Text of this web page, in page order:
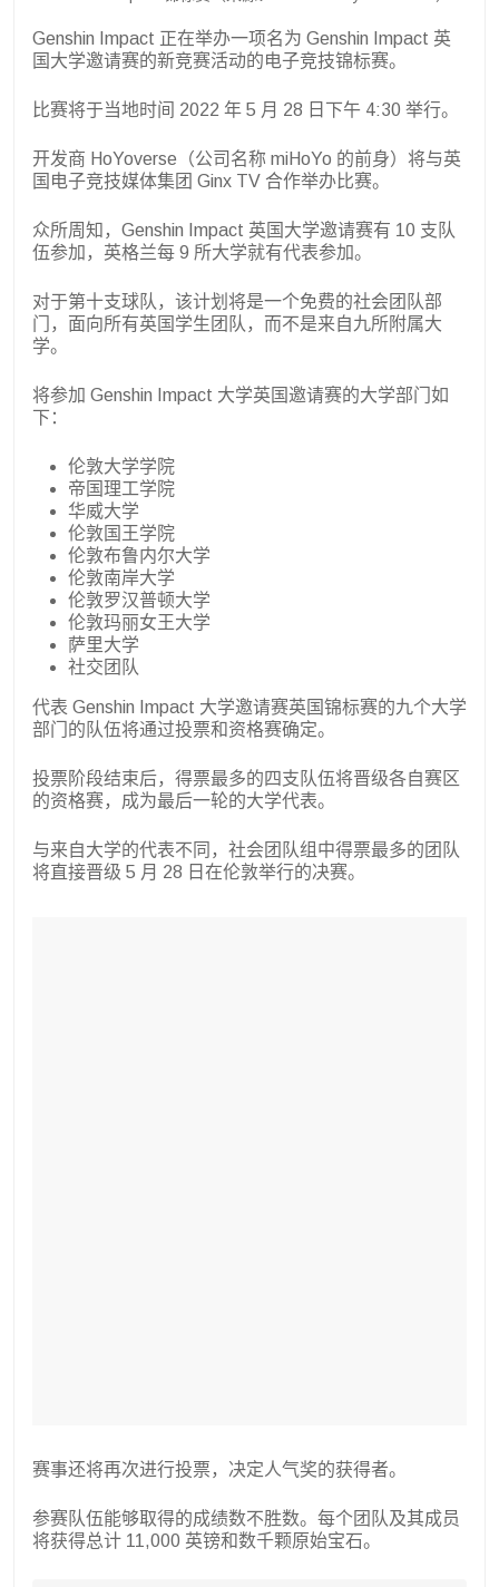
Genshin Impact 正在举办一项名为 Genshin Impact 英
国大学邀请赛的新竞赛活动的电子竞技锦标赛。
比赛将于当地时间 2022 年 5 月 28 日下午 4:30 举行。
开发商 HoYoverse（公司名称 miHoYo 的前身）将与英
国电子竞技媒体集团 Ginx TV 合作举办比赛。
众所周知，Genshin Impact 英国大学邀请赛有 10 支队
伍参加，英格兰每 9 所大学就有代表参加。
对于第十支球队，该计划将是一个免费的社会团队部
门，面向所有英国学生团队，而不是来自九所附属大
学。
将参加 Genshin Impact 大学英国邀请赛的大学部门如
下：
伦敦大学学院
帝国理工学院
华威大学
伦敦国王学院
伦敦布鲁内尔大学
伦敦南岸大学
伦敦罗汉普顿大学
伦敦玛丽女王大学
萨里大学
社交团队
代表 Genshin Impact 大学邀请赛英国锦标赛的九个大学
部门的队伍将通过投票和资格赛确定。
投票阶段结束后，得票最多的四支队伍将晋级各自赛区
的资格赛，成为最后一轮的大学代表。
与来自大学的代表不同，社会团队组中得票最多的团队
将直接晋级 5 月 28 日在伦敦举行的决赛。
赛事还将再次进行投票，决定人气奖的获得者。
参赛队伍能够取得的成绩数不胜数。每个团队及其成员
将获得总计 11,000 英镑和数千颗原始宝石。